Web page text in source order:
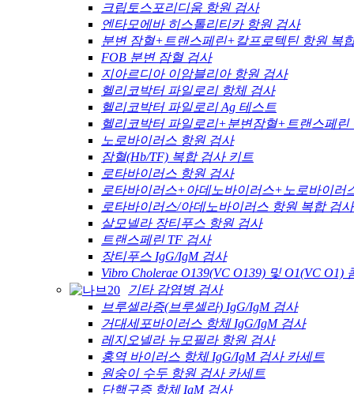
크립토스포리디움 항원 검사
엔타모에바 히스톨리티카 항원 검사
분변 잠혈+트랜스페린+칼프로텍틴 항원 복
FOB 분변 잠혈 검사
지아르디아 이암블리아 항원 검사
헬리코박터 파일로리 항체 검사
헬리코박터 파일로리 Ag 테스트
헬리코박터 파일로리+분변잠혈+트랜스페린
노로바이러스 항원 검사
잠혈(Hb/TF) 복합 검사 키트
로타바이러스 항원 검사
로타바이러스+아데노바이러스+노로바이러
로타바이러스/아데노바이러스 항원 복합 검사
살모넬라 장티푸스 항원 검사
트랜스페린 TF 검사
장티푸스 IgG/IgM 검사
Vibro Cholerae O139(VC O139) 및 O1(VC O1)
기타 감염병 검사
브루셀라증(브루셀라) IgG/IgM 검사
거대세포바이러스 항체 IgG/IgM 검사
레지오넬라 뉴모필라 항원 검사
홍역 바이러스 항체 IgG/IgM 검사 카세트
원숭이 수두 항원 검사 카세트
단핵구증 항체 IgM 검사